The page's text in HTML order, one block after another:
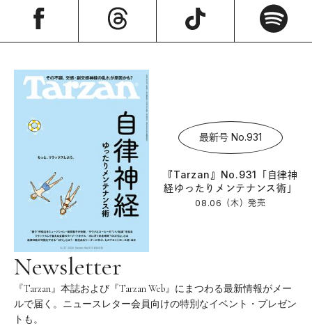
最新号 No.931
『Tarzan』No.931「自律神
経ゆったりメンテナンス術」
08.06（木）発売
Newsletter
『Tarzan』本誌および『Tarzan Web』にまつわる最新情報がメー
ルで届く。ニュースレター会員向けの特別なイベント・プレゼン
トも。